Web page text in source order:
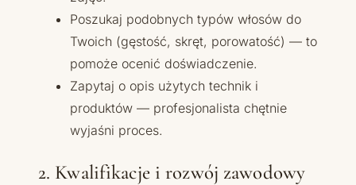
Poszukaj podobnych typów włosów do
Twoich (gęstość, skręt, porowatość) — to
pomoże ocenić doświadczenie.
Zapytaj o opis użytych technik i
produktów — profesjonalista chętnie
wyjaśni proces.
2. Kwalifikacje i rozwój zawodowy